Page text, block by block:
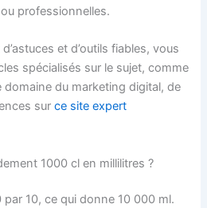
professionnelles.
et d’outils fiables, vous
spécialisés sur le sujet, comme
du marketing digital, de
surce site expert
1000 cl en millilitres ?
10, ce qui donne 10 000 ml.